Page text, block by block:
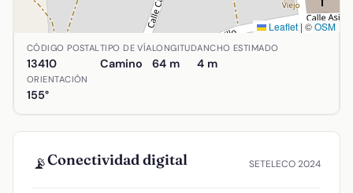
Leaflet | ©OSM
Ubicación de Avenida las Campanas en Agudo, Ciudad
CÓDIGO POSTAL
13410
TIPO DE VÍA
Camino
LONGITUD
64 m
ANCHO ESTIMADO
4 m
ORIENTACIÓN
155°
📡Conectividad digital SETELECO 2024